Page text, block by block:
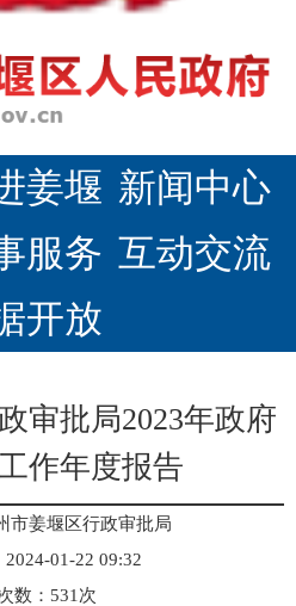
姜堰 新闻中心
服务 互动交流
开放
审批局2023年政府
作年度报告
市姜堰区行政审批局
01-22 09:32
数： 531 次